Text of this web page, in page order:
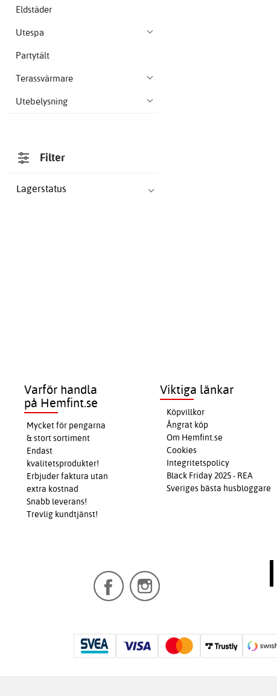
Eldstäder
Utespa
Partytält
Terassvärmare
Utebelysning
Filter
Lagerstatus
Varför handla
på Hemfint.se
Mycket för pengarna
& stort sortiment
Endast
kvalitetsprodukter!
Erbjuder faktura utan
extra kostnad
Snabb leverans!
Trevlig kundtjänst!
Viktiga länkar
Köpvillkor
Ångrat köp
Om Hemfint.se
Cookies
Integritetspolicy
Black Friday 2025 - REA
Sveriges bästa husbloggare